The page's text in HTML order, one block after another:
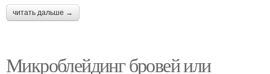
читать дальше →
Микроблейдинг бровей или